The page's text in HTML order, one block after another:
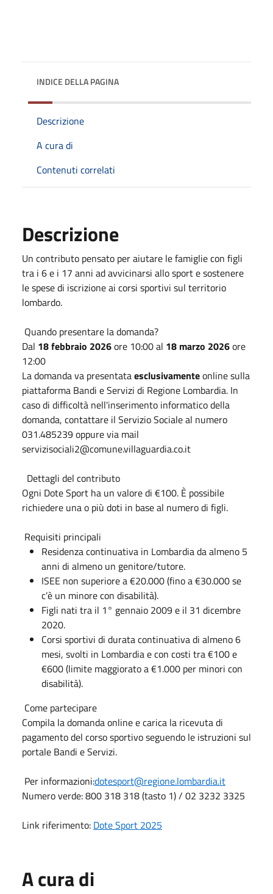
INDICE DELLA PAGINA
Descrizione
A cura di
Contenuti correlati
Descrizione
Un contributo pensato per aiutare le famiglie con figli
tra i 6 e i 17 anni ad avvicinarsi allo sport e sostenere
le spese di iscrizione ai corsi sportivi sul territorio
lombardo.
Quando presentare la domanda?
Dal 18 febbraio 2026ore 10:00 al 18 marzo 2026ore
12:00
La domanda va presentataesclusivamenteonline sulla
piattaforma Bandi e Servizi di Regione Lombardia. In
caso di difficoltà nell'inserimento informatico della
domanda, contattare il Servizio Sociale al numero
031.485239 oppure via mail
servizisociali2@comune.villaguardia.co.it
Dettagli del contributo
Ogni Dote Sport ha un valore di €100. È possibile
richiedere una o più doti in base al numero di figli.
Requisiti principali
Residenza continuativa in Lombardia da almeno 5
anni di almeno un genitore/tutore.
ISEE non superiore a €20.000 (fino a €30.000 se
c’è un minore con disabilità).
Figli nati tra il 1° gennaio 2009 e il 31 dicembre
2020.
Corsi sportivi di durata continuativa di almeno 6
mesi, svolti in Lombardia e con costi tra €100 e
€600 (limite maggiorato a €1.000 per minori con
disabilità).
Come partecipare
Compila la domanda online e carica la ricevuta di
pagamento del corso sportivo seguendo le istruzioni sul
portale Bandi e Servizi.
Per informazioni:dotesport@regione.lombardia.it
Numero verde: 800 318 318 (tasto 1) / 02 3232 3325
Link riferimento: Dote Sport 2025
A cura di